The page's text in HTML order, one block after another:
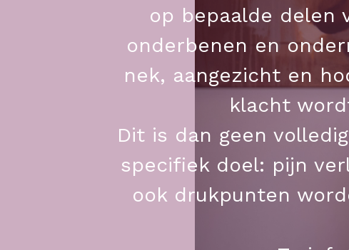
op bepaalde delen
onderbenen en
nek, aangezicht en
klacht
Dit is dan geen
specifiek doel: pijn
ook drukpunten